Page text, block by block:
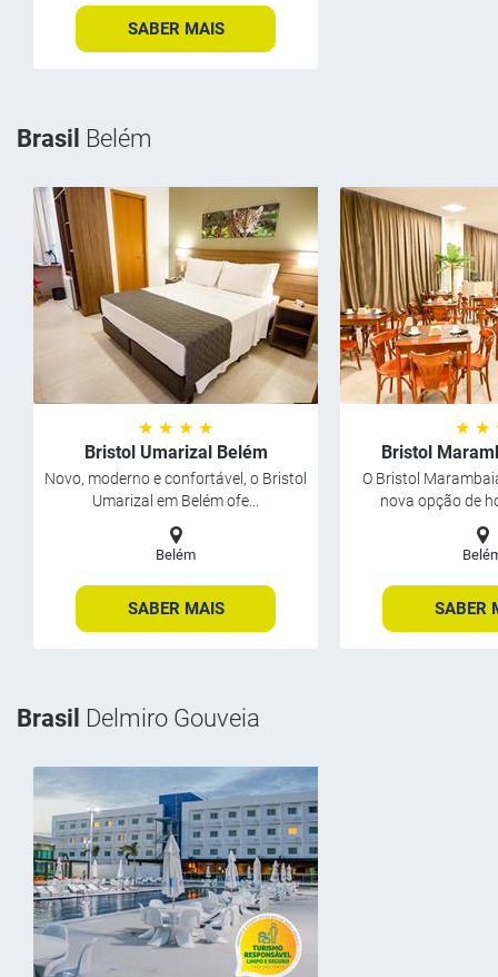
SABER MAIS
Brasil Belém
★ ★ ★ ★
Bristol Umarizal Belém
Novo, moderno e confortável, o Bristol
Umarizal em Belém ofe...
Belém
SABER MAIS
★ ★
Bristol
O Bristol
nova opção de
SABER
Brasil Delmiro Gouveia